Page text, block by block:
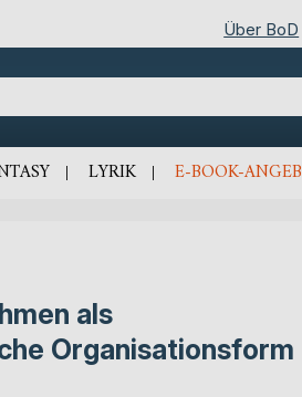
Über BoD
LYRIK E-BOOK-
als
Organisationsform